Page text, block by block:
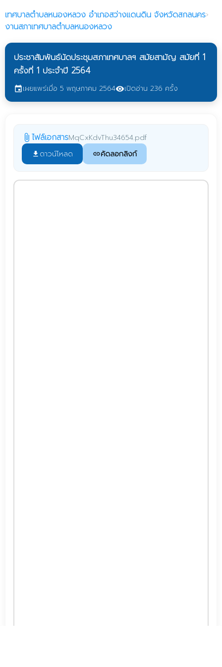
เทศบาลตำบลหนองหลวง อำเภอสว่างแดนดิน จังหวัดสกลนคร›
งานสภาเทศบาลตำบลหนองหลวง
ประชาสัมพันธ์นัดประชุมสภาเทศบาลฯ สมัยสามัญ สมัยที่ 1
ครั้งที่ 1 ประจำปี 2564
eventเผยแพร่เมื่อ 5 พฤษภาคม 2564visibilityเปิดอ่าน 236 ครั้ง
attach_file ไฟล์เอกสารMqCxKdvThu34654.pdf
file_download ดาวน์โหลด linkคัดลอกลิงก์